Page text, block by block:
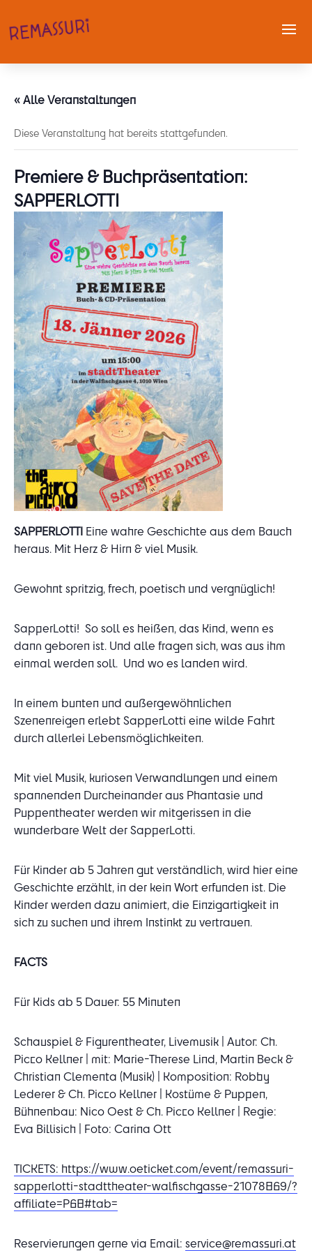
« Alle Veranstaltungen
Diese Veranstaltung hat bereits stattgefunden.
Premiere & Buchpräsentation:
SAPPERLOTTI
SAPPERLOTTI Eine wahre Geschichte aus dem Bauch
heraus. Mit Herz & Hirn & viel Musik.
Gewohnt spritzig, frech, poetisch und vergnüglich!
SapperLotti! So soll es heißen, das Kind, wenn es
dann geboren ist. Und alle fragen sich, was aus ihm
einmal werden soll. Und wo es landen wird.
In einem bunten und außergewöhnlichen
Szenenreigen erlebt SapperLotti eine wilde Fahrt
durch allerlei Lebensmöglichkeiten.
Mit viel Musik, kuriosen Verwandlungen und einem
spannenden Durcheinander aus Phantasie und
Puppentheater werden wir mitgerissen in die
wunderbare Welt der SapperLotti.
Für Kinder ab 5 Jahren gut verständlich, wird hier eine
Geschichte erzählt, in der kein Wort erfunden ist. Die
Kinder werden dazu animiert, die Einzigartigkeit in
sich zu suchen und ihrem Instinkt zu vertrauen.
FACTS
Für Kids ab 5 Dauer: 55 Minuten
Schauspiel & Figurentheater, Livemusik | Autor: Ch.
Picco Kellner | mit: Marie-Therese Lind, Martin Beck &
Christian Clementa (Musik) | Komposition: Robby
Lederer & Ch. Picco Kellner | Kostüme & Puppen,
Bühnenbau: Nico Oest & Ch. Picco Kellner | Regie:
Eva Billisich | Foto: Carina Ott
TICKETS: https://www.oeticket.com/event/remassuri-
sapperlotti-stadttheater-walfischgasse-21078869/?
affiliate=P68#tab=
Reservierungen gerne via Email: service@remassuri.at